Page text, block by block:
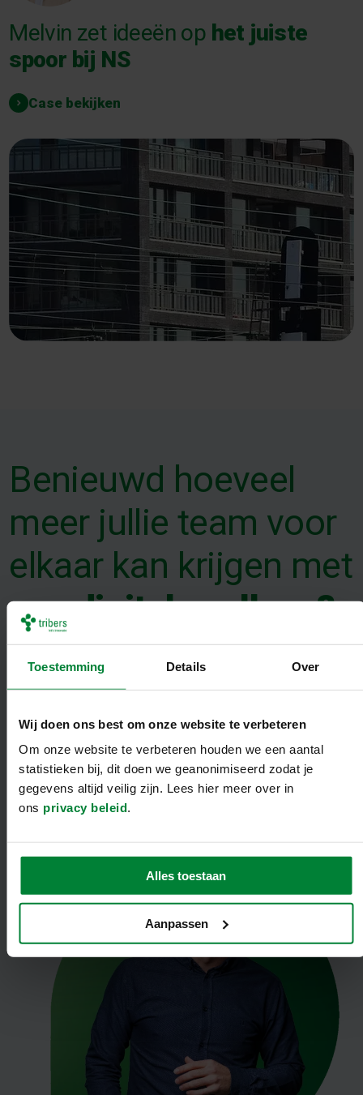
Toestemming Details Over
Wij doen ons best om onze website te verbeteren
Om onze website te verbeteren houden we een aantal
statistieken bij, dit doen we geanonimiseerd zodat je
gegevens altijd veilig zijn. Lees hier meer over in
ons privacy beleid.
Alles toestaan
Aanpassen
Melvin zet ideeën op het juiste
spoor bij NS
Case bekijken
Benieuwd hoeveel
meer jullie team voor
elkaar kan krijgen met
een digitale collega?
+316 12 97 48 21
LinkedIn